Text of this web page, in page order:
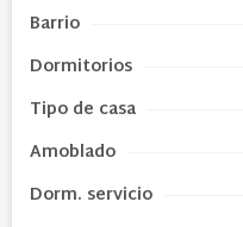
Barrio
Dormitorios
Tipo de casa
Amoblado
Dorm. servicio